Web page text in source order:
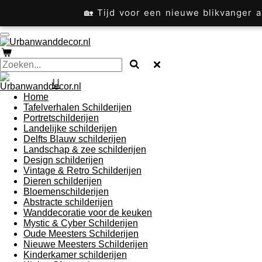
🏡 Tijd voor een nieuwe blikvanger
naar
de
hoofdinhoud
u
Home
Tafelverhalen Schilderijen
Portretschilderijen
Landelijke schilderijen
Delfts Blauw schilderijen
Landschap & zee schilderijen
Design schilderijen
Vintage & Retro Schilderijen
Dieren schilderijen
Bloemenschilderijen
Abstracte schilderijen
Wanddecoratie voor de keuken
Mystic & Cyber Schilderijen
Oude Meesters Schilderijen
Nieuwe Meesters Schilderijen
Kinderkamer schilderijen